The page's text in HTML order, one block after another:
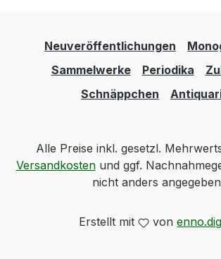
Neuveröffentlichungen
Sammelwerke
Periodika
Schnäppchen
Alle Preise inkl. gesetzl.
Versandkostenund ggf.
nicht anders
Erstellt mit von